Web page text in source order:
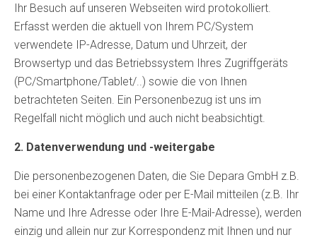
Ihr Besuch auf unseren Webseiten wird protokolliert.
Erfasst werden die aktuell von Ihrem PC/System
verwendete IP-Adresse, Datum und Uhrzeit, der
Browsertyp und das Betriebssystem Ihres Zugriffgeräts
(PC/Smartphone/Tablet/..) sowie die von Ihnen
betrachteten Seiten. Ein Personenbezug ist uns im
Regelfall nicht möglich und auch nicht beabsichtigt.
2. Datenverwendung und -weitergabe
Die personenbezogenen Daten, die Sie Depara GmbH z.B.
bei einer Kontaktanfrage oder per E-Mail mitteilen (z.B. Ihr
Name und Ihre Adresse oder Ihre E-Mail-Adresse), werden
einzig und allein nur zur Korrespondenz mit Ihnen und nur